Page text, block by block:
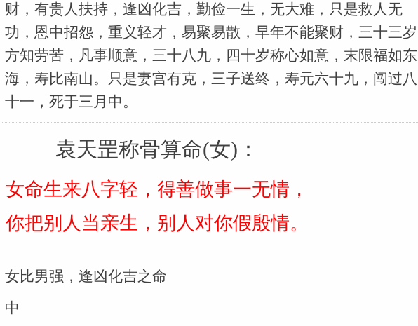
财，有贵人扶持，逢凶化吉，勤俭一生，无大难，只是救人无
功，恩中招怨，重义轻才，易聚易散，早年不能聚财，三十三岁
方知劳苦，凡事顺意，三十八九，四十岁称心如意，末限福如东
海，寿比南山。只是妻宫有克，三子送终，寿元六十九，闯过八
十一，死于三月中。
袁天罡称骨算命(女)：
女命生来八字轻，得善做事一无情，
你把别人当亲生，别人对你假殷情。
女比男强，逢凶化吉之命
中